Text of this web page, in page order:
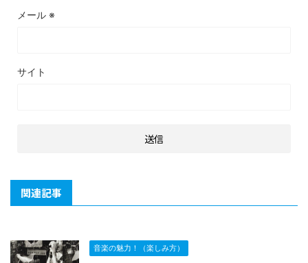
メール ※
サイト
関連記事
音楽の魅力！（楽しみ方）